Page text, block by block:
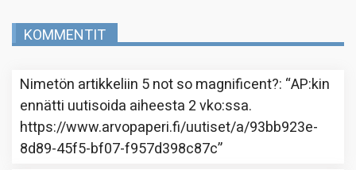
KOMMENTIT
Nimetön artikkeliin 5 not so magnificent?: “AP:kin
ennätti uutisoida aiheesta 2 vko:ssa.
https://www.arvopaperi.fi/uutiset/a/93bb923e-
8d89-45f5-bf07-f957d398c87c”